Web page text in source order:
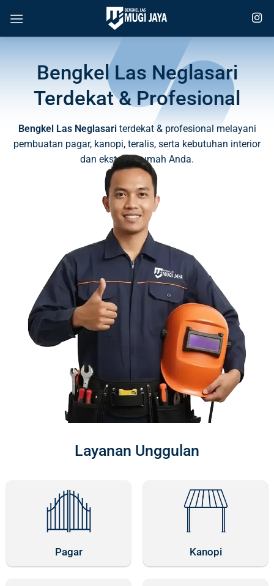
content
Bengkel Las Neglasari
Terdekat & Profesional
Bengkel Las Neglasariterdekat & profesional melayani
pembuatan pagar, kanopi, teralis, serta kebutuhan interior
dan eksterior rumah Anda.
Layanan Unggulan
Pagar Kanopi